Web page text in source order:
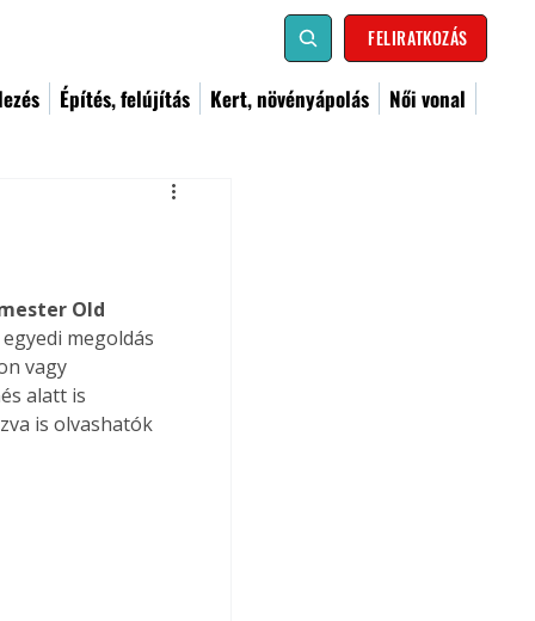
FELIRATKOZÁS
Építés, felújítás Kert, növényápolás Női vonal
Old
megoldás
vagy
alatt is
is olvashatók